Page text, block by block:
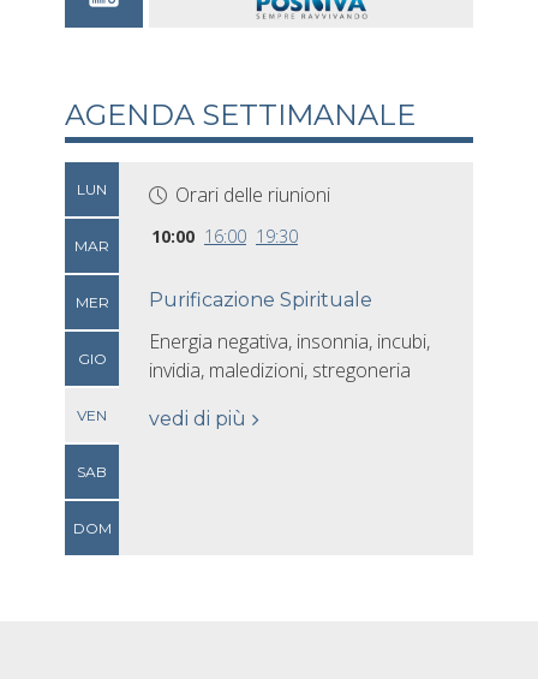
AGENDA SETTIMANALE
LUN
MAR
MER
GIO
VEN
SAB
DOM
Orari delle riunioni
10:00 16:00 19:30
Purificazione Spirituale
Energia negativa, insonnia, incubi,
invidia, maledizioni, stregoneria
vedi di più